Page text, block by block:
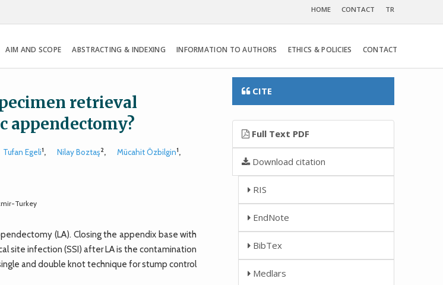
HOME CONTACT TR
AIM AND SCOPE ABSTRACTING & INDEXING INFORMATION TO AUTHORS ETHICS & POLICIES CONTACT
retrieval
appendectomy?
Tufan Egeli1, Nilay Boztaş2, Mücahit Özbilgin1,
Turkey
(LA). Closing the appendix base with
site infection (SSI) after LA is the contamination
and double knot technique for stump control
CITE
Full Text PDF
Download citation
RIS
EndNote
BibTex
Medlars